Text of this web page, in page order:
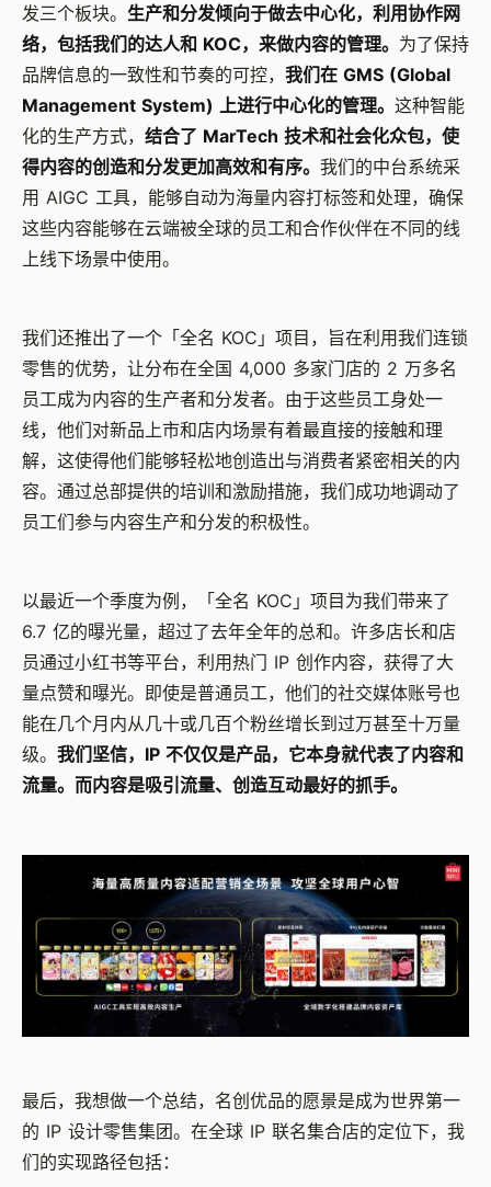
发三个板块。 生产和分发倾向于做去中心化，利用协作网
络，包括我们的达人和 KOC，来做内容的管理。 为了保持
品牌信息的一致性和节奏的可控， 我们在 GMS (Global
Management System) 上进行中心化的管理。 这种智能
化的生产方式， 结合了 MarTech 技术和社会化众包，使
得内容的创造和分发更加高效和有序。 我们的中台系统采
用 AIGC 工具，能够自动为海量内容打标签和处理，确保
这些内容能够在云端被全球的员工和合作伙伴在不同的线
上线下场景中使用。
我们还推出了一个「全名 KOC」项目，旨在利用我们连锁
零售的优势，让分布在全国 4,000 多家门店的 2 万多名
员工成为内容的生产者和分发者。由于这些员工身处一
线，他们对新品上市和店内场景有着最直接的接触和理
解，这使得他们能够轻松地创造出与消费者紧密相关的内
容。通过总部提供的培训和激励措施，我们成功地调动了
员工们参与内容生产和分发的积极性。
以最近一个季度为例，「全名 KOC」项目为我们带来了
6.7 亿的曝光量，超过了去年全年的总和。许多店长和店
员通过小红书等平台，利用热门 IP 创作内容，获得了大
量点赞和曝光。即使是普通员工，他们的社交媒体账号也
能在几个月内从几十或几百个粉丝增长到过万甚至十万量
级。 我们坚信，IP 不仅仅是产品，它本身就代表了内容和
流量。而内容是吸引流量、创造互动最好的抓手。
最后，我想做一个总结，名创优品的愿景是成为世界第一
的 IP 设计零售集团。在全球 IP 联名集合店的定位下，我
们的实现路径包括：